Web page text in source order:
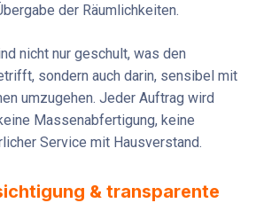
der Räumlichkeiten.
nicht nur geschult, was den
sondern auch darin, sensibel mit
umzugehen. Jeder Auftrag wird
Massenabfertigung, keine
Service mit Hausverstand.
& transparente